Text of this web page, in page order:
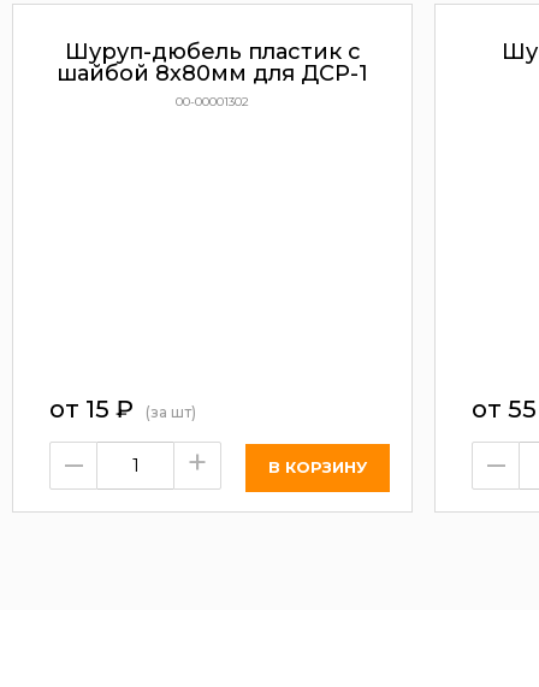
Шуруп-дюбель пластик с
шайбой 8х80мм для ДСР-1
00-00001302
от 15 ₽ (за шт)
– +
от
–